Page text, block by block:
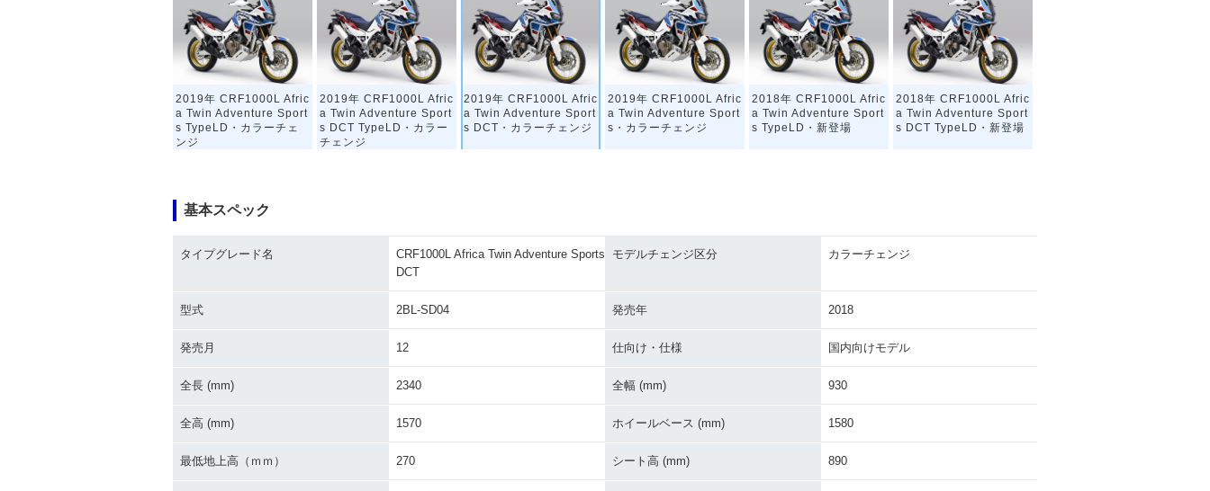
2019年 CRF1000L Afric
a Twin Adventure Sport
s TypeLD・カラーチェ
ンジ
2019年 CRF1000L Afric
a Twin Adventure Sport
s DCT TypeLD・カラー
チェンジ
2019年 CRF1000L Afric
a Twin Adventure Sport
s DCT・カラーチェンジ
2019年 CRF1000L Afric
a Twin Adventure Sport
s・カラーチェンジ
2018年 CRF1000L Afric
a Twin Adventure Sport
s TypeLD・新登場
2018年 CRF1000L Afric
a Twin Adventure Sport
s DCT TypeLD・新登場
a Twin Adventure Sport
s DCT・新登場
a Twin Adventure Sport
基本スペック
タイプグレード名
CRF1000L Africa Twin Adventure Sports
DCT
モデルチェンジ区分 カラーチェンジ
型式 2BL-SD04 発売年 2018
発売月 12 仕向け・仕様 国内向けモデル
全長 (mm) 2340 全幅 (mm) 930
全高 (mm) 1570 ホイールベース (mm) 1580
最低地上高（ｍｍ） 270 シート高 (mm) 890